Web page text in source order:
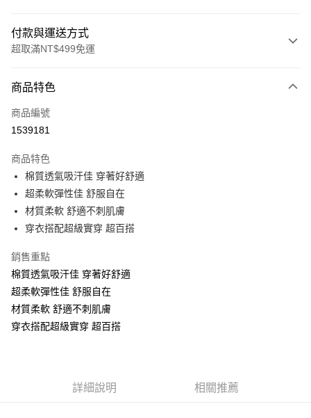
付款與運送方式
超取滿NT$499免運
信用卡一次付款
超商取貨付款
Apple Pay
街口支付
悠遊付
全盈+PAY
AFTEE先享後付
相關說明
【關於「AFTEE先享後付」】
AFTEE先享後付是「在收到商品之後才付款」的支付方式。 讓您購物簡單
便利好安心！
【「AFTEE先享後付」結帳流程】
運送方式
商品特色
商品編號
1539181
商品特色
棉質透氣吸汗佳 穿著好舒適
超柔軟彈性佳 舒服自在
材質柔軟 舒適不刺肌膚
穿衣搭配超級實穿 超百搭
銷售重點
棉質透氣吸汗佳 穿著好舒適
超柔軟彈性佳 舒服自在
材質柔軟 舒適不刺肌膚
穿衣搭配超級實穿 超百搭
詳細說明 相關推薦